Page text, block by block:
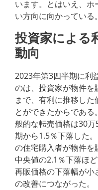
います。とはいえ、
い方向に向かっている
投資家による
動向
2023年第3四半期に利
のは、投資家が物件を
まで、有利に推移し
とができたからであ
般的な転売価格は30
期から1.5％下落した
の住宅購入者が物件を
中央値の2.1％下落ほ
再販価格の下落幅が
の改善につながった。